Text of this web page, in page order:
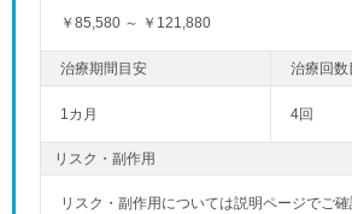
￥85,580 ～ ￥121,880
1カ月 4回
リスク・副作用
リスク・副作用については説明ページでご